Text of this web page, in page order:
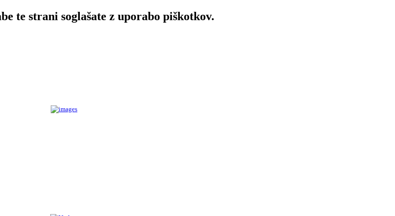
te strani soglašate z uporabo piškotkov.